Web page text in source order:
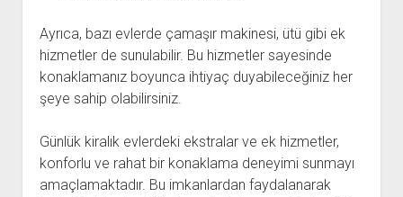
Ayrıca, bazı evlerde çamaşır makinesi, ütü gibi ek
hizmetler de sunulabilir. Bu hizmetler sayesinde
konaklamanız boyunca ihtiyaç duyabileceğiniz her
şeye sahip olabilirsiniz.
Günlük kiralık evlerdeki ekstralar ve ek hizmetler,
konforlu ve rahat bir konaklama deneyimi sunmayı
amaçlamaktadır. Bu imkanlardan faydalanarak